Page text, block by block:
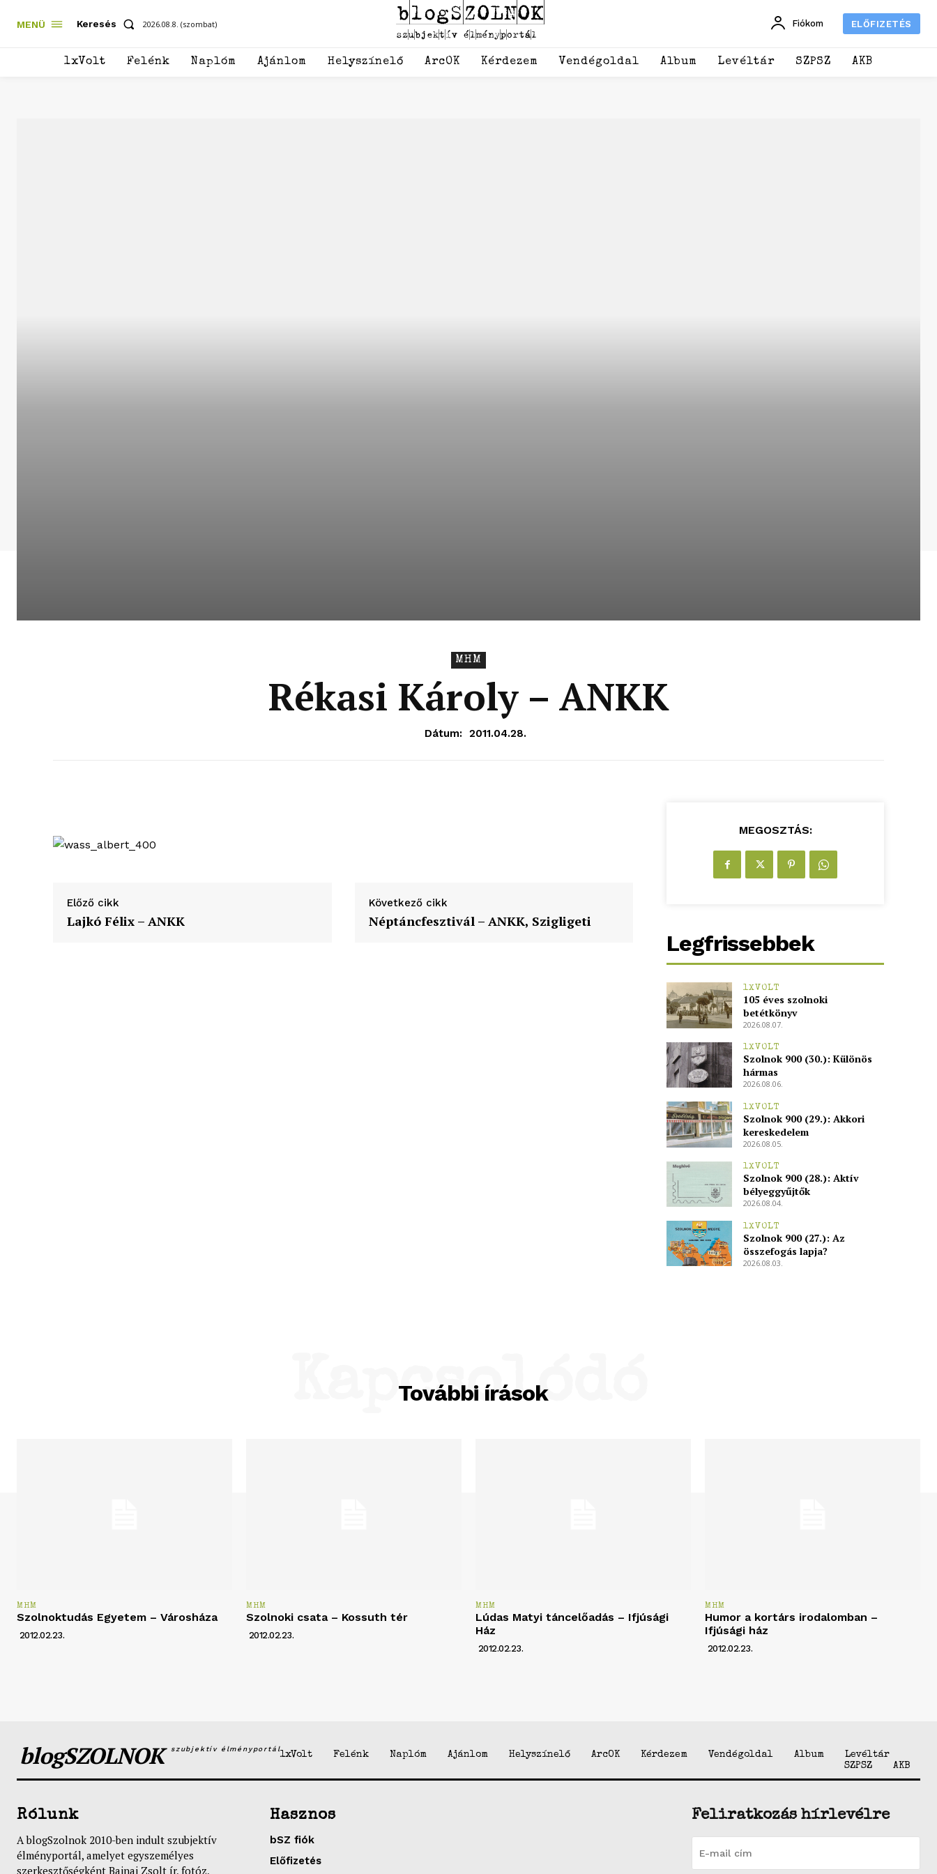
MENÜ Keresés 2026.08.8. (szombat) Fiókom ELŐFIZETÉS
1xVolt Felénk Naplóm Ajánlom Helyszínelő ArcOK Kérdezem Vendégoldal Album Levéltár SZPSZ AKB
MHM
Rékasi Károly – ANKK
Dátum: 2011.04.28.
Előző cikk
Lajkó Félix – ANKK
Következő cikk
Néptáncfesztivál – ANKK, Szigligeti
MEGOSZTÁS:
Legfrissebbek
1XVOLT
105 éves szolnoki
betétkönyv
2026.08.07.
1XVOLT
Szolnok 900 (30.): Különös
hármas
2026.08.06.
1XVOLT
Szolnok 900 (29.): Akkori
kereskedelem
2026.08.05.
1XVOLT
Szolnok 900 (28.): Aktív
bélyeggyűjtők
2026.08.04.
1XVOLT
Szolnok 900 (27.): Az
összefogás lapja?
2026.08.03.
További írások
Kapcsolódó
MHM
Szolnoktudás Egyetem – Városháza
2012.02.23.
MHM
Szolnoki csata – Kossuth tér
2012.02.23.
MHM
Lúdas Matyi táncelőadás – Ifjúsági
Ház
2012.02.23.
MHM
Humor a kortárs irodalomban –
Ifjúsági ház
2012.02.23.
blogSZOLNOK szubjektív élményportál
1xVolt Felénk Naplóm Ajánlom Helyszínelő ArcOK Kérdezem Vendégoldal Album
Levéltár
SZPSZ
AKB
Rólunk
A blogSzolnok 2010-ben indult szubjektív
élményportál, amelyet egyszemélyes
szerkesztőségként Bajnai Zsolt ír, fotóz,
Hasznos
bSZ fiók
Előfizetés
Feliratkozás hírlevélre